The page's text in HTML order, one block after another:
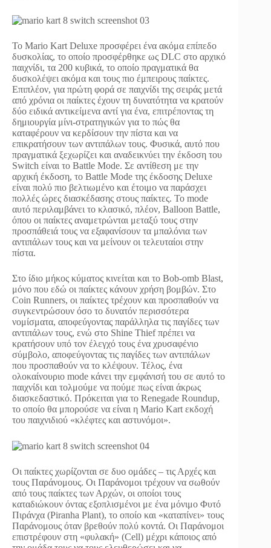
Το Mario Kart Deluxe προσφέρει ένα ακόμα επίπεδο
δυσκολίας, το οποίο προσφέρθηκε ως DLC στο αρχικό
παιχνίδι, τα 200 κυβικά, το οποίο πραγματικά θα
δυσκολέψει ακόμα και τους πιο έμπειρους παίκτες.
Επιπλέον, για πρώτη φορά σε παιχνίδι της σειράς μετά
από χρόνια οι παίκτες έχουν τη δυνατότητα να κρατούν
δύο ειδικά αντικείμενα αντί για ένα, επιτρέποντας τη
δημιουργία μίνι-στρατηγικών για το πώς θα
καταφέρουν να κερδίσουν την πίστα και να
επικρατήσουν των αντιπάλων τους. Φυσικά, αυτό που
πραγματικά ξεχωρίζει και αναδεικνύει την έκδοση του
Switch είναι το Battle Mode. Σε αντίθεση με την
αρχική έκδοση, το Battle Mode της έκδοσης Deluxe
είναι πολύ πιο βελτιωμένο και έτοιμο να παράσχει
πολλές ώρες διασκέδασης στους παίκτες. Το mode
αυτό περιλαμβάνει το κλασικό, πλέον, Balloon Battle,
όπου οι παίκτες αναμετρώνται μεταξύ τους στην
προσπάθειά τους να εξαφανίσουν τα μπαλόνια των
αντιπάλων τους και να μείνουν οι τελευταίοι στην
πίστα.
Στο ίδιο μήκος κύματος κινείται και το Bob-omb Blast,
μόνο που εδώ οι παίκτες κάνουν χρήση βομβών. Στο
Coin Runners, οι παίκτες τρέχουν και προσπαθούν να
συγκεντρώσουν όσο το δυνατόν περισσότερα
νομίσματα, αποφεύγοντας παράλληλα τις παγίδες των
αντιπάλων τους, ενώ στο Shine Thief πρέπει να
κρατήσουν υπό τον έλεγχό τους ένα χρυσαφένιο
σύμβολο, αποφεύγοντας τις παγίδες των αντιπάλων
που προσπαθούν να το κλέψουν. Τέλος, ένα
ολοκαίνουριο mode κάνει την εμφάνισή του σε αυτό το
παιχνίδι και τολμούμε να πούμε πως είναι άκρως
διασκεδαστικό. Πρόκειται για το Renegade Roundup,
το οποίο θα μπορούσε να είναι η Mario Kart εκδοχή
του παιχνιδιού «κλέφτες και αστυνόμοι».
Οι παίκτες χωρίζονται σε δυο ομάδες – τις Αρχές και
τους Παράνομους. Οι Παράνομοι τρέχουν να σωθούν
από τους παίκτες των Αρχών, οι οποίοι τους
καταδιώκουν όντας εξοπλισμένοι με ένα μόνιμο Φυτό
Πιράνχα (Piranha Plant), το οποίο και «καταπίνει» τους
Παράνομους όταν βρεθούν πολύ κοντά. Οι Παράνομοι
επιστρέφουν στη «φυλακή» (Cell) μέχρι κάποιος από